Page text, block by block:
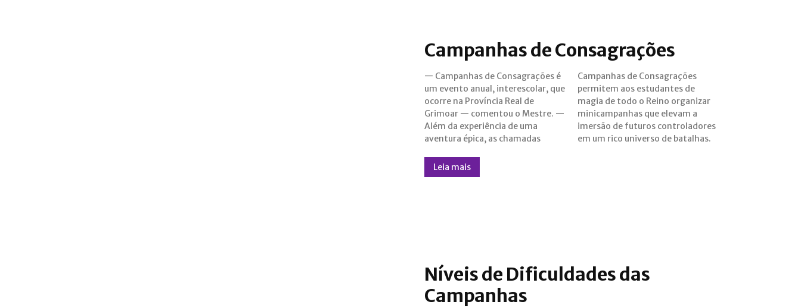
Campanhas de Consagrações
— Campanhas de Consagrações é
um evento anual, interescolar, que
ocorre na Província Real de
Grimoar — comentou o Mestre. —
Além da experiência de uma
aventura épica, as chamadas
Campanhas de Consagrações
permitem aos estudantes de
magia de todo o Reino organizar
minicampanhas que elevam a
imersão de futuros controladores
em um rico universo de batalhas.
Leia mais
Níveis de Dificuldades das
Campanhas